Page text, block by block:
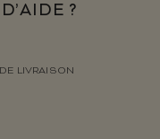
?
LIVRAISON